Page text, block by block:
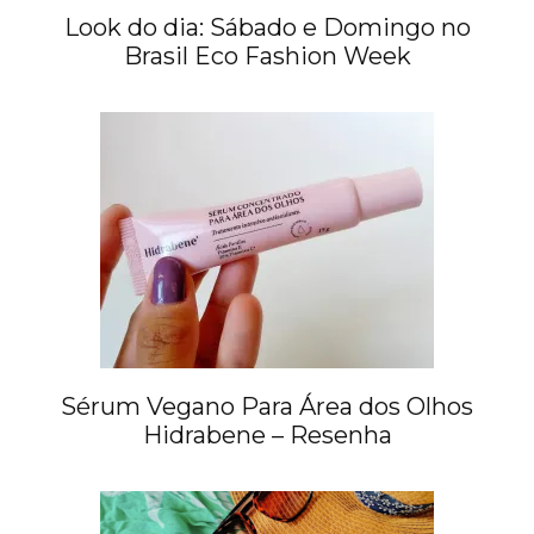
Look do dia: Sábado e Domingo no
Brasil Eco Fashion Week
Sérum Vegano Para Área dos Olhos
Hidrabene – Resenha